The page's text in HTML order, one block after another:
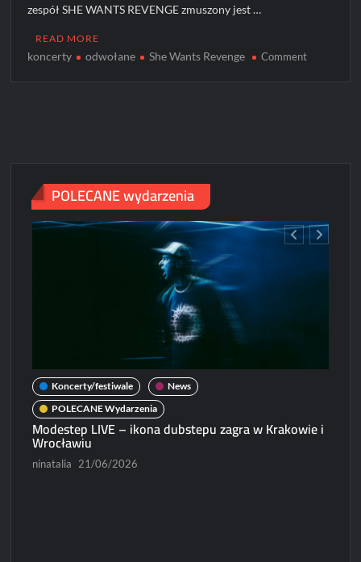
zespół SHE WANTS REVENGE zmuszony jest …
READ MORE
koncerty odwołane She Wants Revenge Commenton
POLECANE wydarzenia
Koncerty/festiwale
News
POLECANE Wydarzenia
Modestep LIVE – ikona dubstepu zagra w Krakowie i
Wrocławiu
ninatalia 21/06/2026